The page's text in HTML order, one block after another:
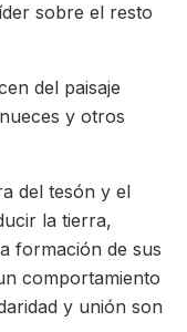
sobre el resto
del paisaje
y otros
del tesón y el
la tierra,
formación de sus
comportamiento
y unión son